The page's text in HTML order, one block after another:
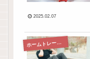
2025.02.07
ホ
ームトレーニング